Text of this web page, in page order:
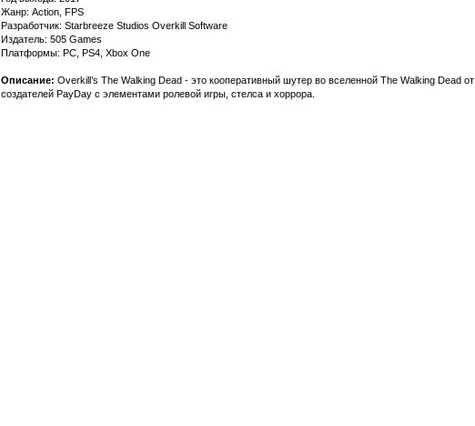
Жанр: Action, FPS
Разработчик: Starbreeze Studios Overkill Software
Издатель: 505 Games
Платформы: PC, PS4, Xbox One
Описание: Overkill’s The Walking Dead - это кооперативный шутер во вселенной The Walking Dead от
создателей PayDay с элементами ролевой игры, стелса и хоррора.